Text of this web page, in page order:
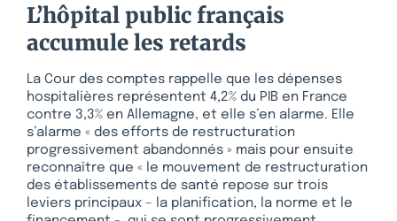
L’hôpital public français
accumule les retards
La Cour des comptes rappelle que les dépenses
hospitalières représentent 4,2% du PIB en France
contre 3,3% en Allemagne, et elle s’en alarme. Elle
s’alarme « des efforts de restructuration
progressivement abandonnés » mais pour ensuite
reconnaître que « le mouvement de restructuration
des établissements de santé repose sur trois
leviers principaux – la planification, la norme et le